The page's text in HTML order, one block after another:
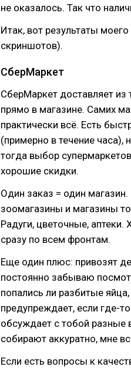
не оказалось. Так что
Итак, вот результаты
скриншотов).
СберМаркет
СберМаркет доставляет из
прямо в магазине. Самих
практически всё. Есть
(примерно в течение часа),
тогда выбор
хорошие скидки.
Один заказ = один магазин.
зоомагазины и магазины
Радуги, цветочные,
сразу по всем фронтам.
Еще один плюс: привозят
постоянно забываю
попались ли разбитые
предупреждает, если где-
обсуждает с тобой
собирают аккуратно, мне
Если есть вопросы к